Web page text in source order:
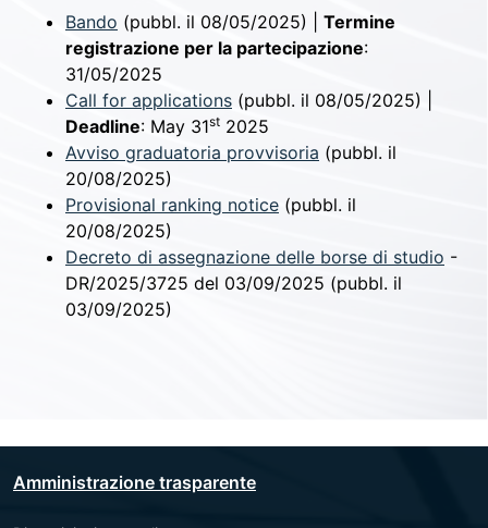
Bando (pubbl. il 08/05/2025) | Termine
registrazione per la partecipazione:
31/05/2025
Call for applications (pubbl. il 08/05/2025) |
Deadline: May 31st 2025
Avviso graduatoria provvisoria (pubbl. il
20/08/2025)
Provisional ranking notice (pubbl. il
20/08/2025)
Decreto di assegnazione delle borse di studio -
DR/2025/3725 del 03/09/2025 (pubbl. il
03/09/2025)
Amministrazione trasparente